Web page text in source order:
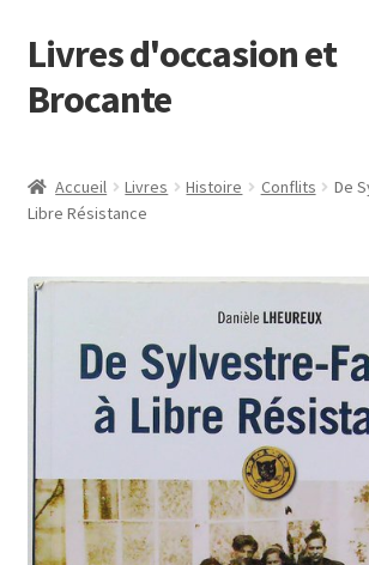
Aller
à
la
Aller
au
contenu
Livres d'occasion et
Brocante
Accueil Livres Histoire Conflits
De
Libre Résistance